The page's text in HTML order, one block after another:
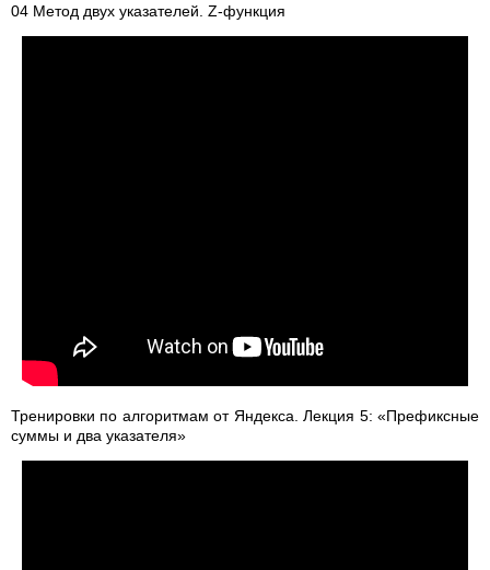
04 Метод двух указателей. Z-функция
Тренировки по алгоритмам от Яндекса. Лекция 5: «Префиксные
суммы и два указателя»